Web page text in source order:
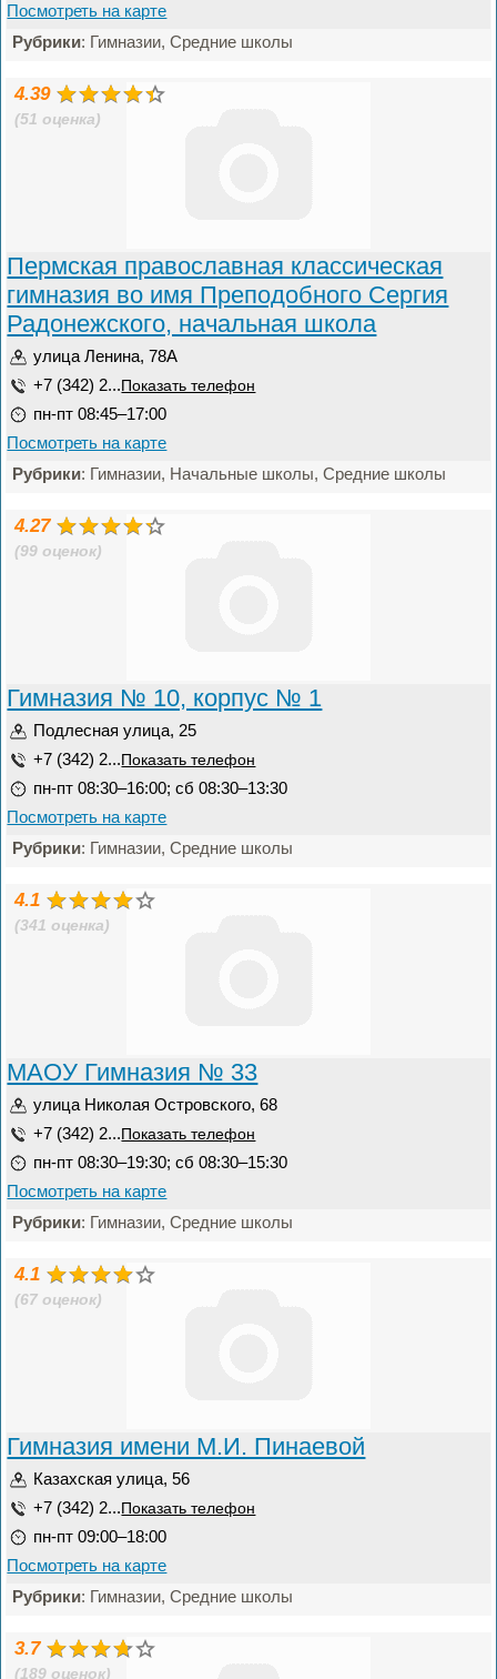
Посмотреть на карте
Рубрики: Гимназии, Средние школы
4.39
(51 оценка)
Пермская православная классическая
гимназия во имя Преподобного Сергия
Радонежского, начальная школа
улица Ленина, 78А
+7 (342) 2... Показать телефон
пн-пт 08:45–17:00
Посмотреть на карте
Рубрики: Гимназии, Начальные школы, Средние школы
4.27
(99 оценок)
Гимназия № 10, корпус № 1
Подлесная улица, 25
+7 (342) 2... Показать телефон
пн-пт 08:30–16:00; сб 08:30–13:30
Посмотреть на карте
Рубрики: Гимназии, Средние школы
4.1
(341 оценка)
МАОУ Гимназия № 33
улица Николая Островского, 68
+7 (342) 2... Показать телефон
пн-пт 08:30–19:30; сб 08:30–15:30
Посмотреть на карте
Рубрики: Гимназии, Средние школы
4.1
(67 оценок)
Гимназия имени М.И. Пинаевой
Казахская улица, 56
+7 (342) 2... Показать телефон
пн-пт 09:00–18:00
Посмотреть на карте
Рубрики: Гимназии, Средние школы
3.7
(189 оценок)